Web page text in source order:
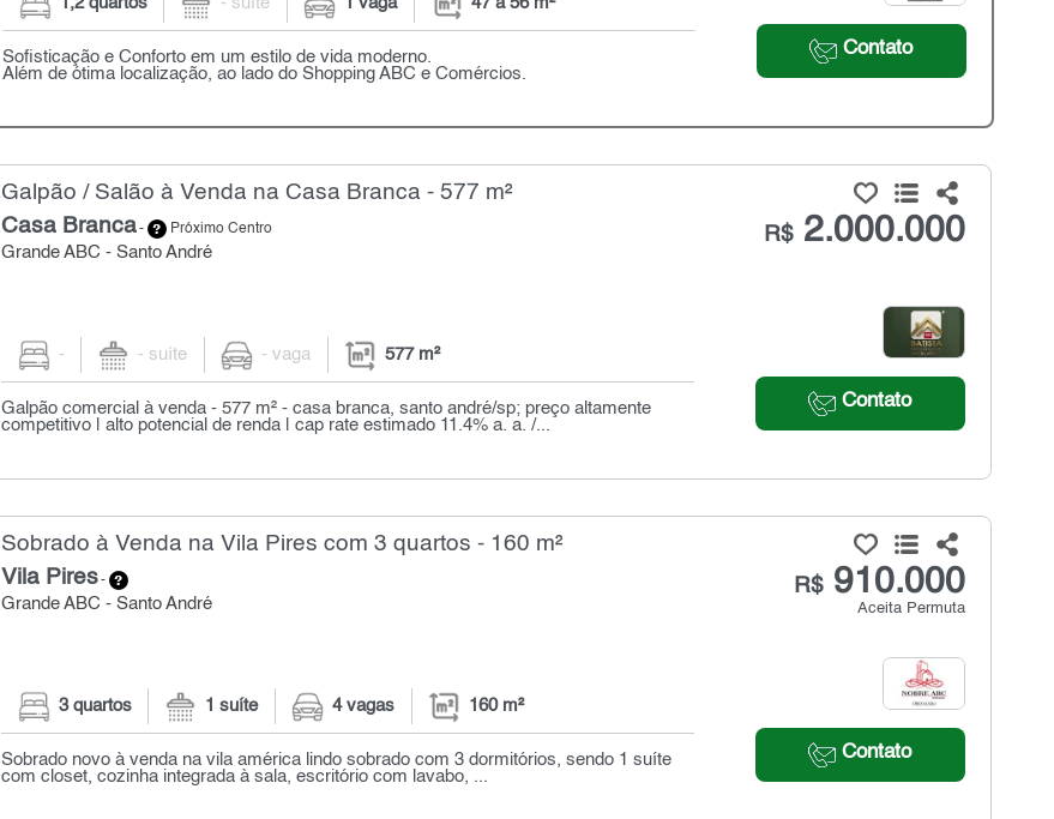
Contato
1,2 quartos - suíte 1 vaga 47 a 56 m²
Sofisticação e Conforto em um estilo de vida moderno.
Além de ótima localização, ao lado do Shopping ABC e Comércios.
Galpão / Salão à Venda na Casa Branca - 577 m²
Casa Branca- Próximo Centro
Grande ABC - Santo André
R$2.000.000
Contato
- - suíte - vaga 577 m²
Galpão comercial à venda - 577 m² - casa branca, santo andré/sp; preço altamente
competitivo | alto potencial de renda | cap rate estimado 11.4% a. a. /...
Sobrado à Venda na Vila Pires com 3 quartos - 160 m²
Vila Pires-
Grande ABC - Santo André
R$910.000
Aceita Permuta
Contato
3 quartos 1 suíte 4 vagas 160 m²
Sobrado novo à venda na vila américa lindo sobrado com 3 dormitórios, sendo 1 suíte
com closet, cozinha integrada à sala, escritório com lavabo, ...